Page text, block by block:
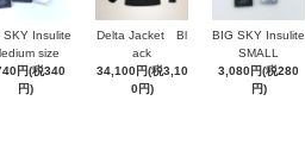
SKY Insulite
size
円(税340
円)
Delta Jacket Bl
ack
34,100円(税3,10
0円)
BIG SKY Insulite
SMALL
3,080円(税280
円)